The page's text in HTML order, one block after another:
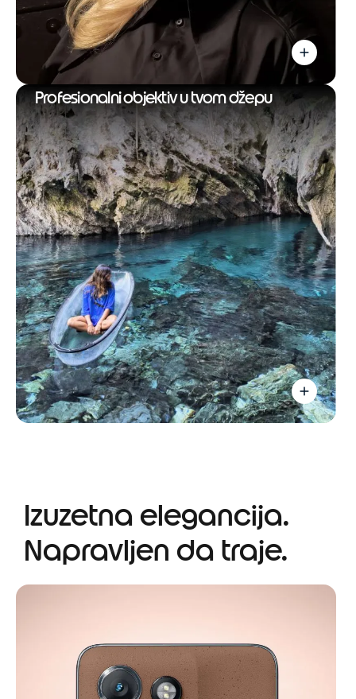
Profesionalni objektiv u tvom džepu
Izuzetna elegancija.
Napravljen da traje.